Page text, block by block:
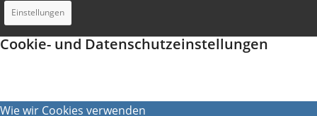
Einstellungen
Cookie- und Datenschutzeinstellungen
Wie wir Cookies verwenden